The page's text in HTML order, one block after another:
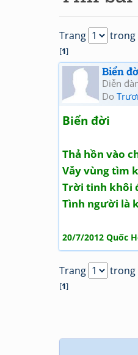
Trang trong
[1]
Biển
Diễn
Do
Biển đời
Thả hồn vào
Vẫy vùng tìm
Trời tinh khôi
Tình người là
20/7/2012 Quốc
Trang trong
[1]